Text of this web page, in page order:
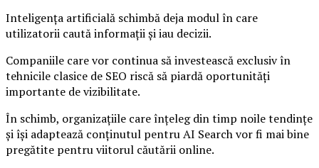
Inteligența artificială schimbă deja modul în care
utilizatorii caută informații și iau decizii.
Companiile care vor continua să investească exclusiv în
tehnicile clasice de SEO riscă să piardă oportunități
importante de vizibilitate.
În schimb, organizațiile care înțeleg din timp noile tendințe
și își adaptează conținutul pentru AI Search vor fi mai bine
pregătite pentru viitorul căutării online.